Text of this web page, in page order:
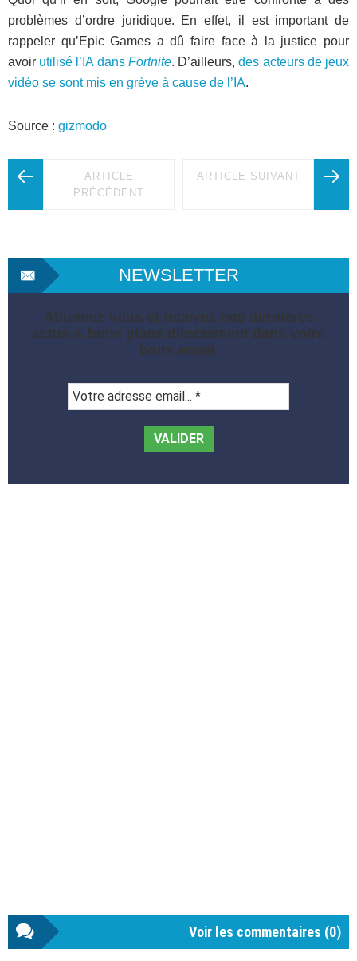
problèmes d’ordre juridique. En effet, il est important de
rappeler qu’Epic Games a dû faire face à la justice pour
avoir utilisé l’IA dans Fortnite. D’ailleurs,des acteurs de jeux
vidéo se sont mis en grève à cause de l’IA.
Source : gizmodo
ARTICLE
PRÉCÉDENT
ARTICLE SUIVANT
NEWSLETTER
Abonnez-vous et recevez nos dernières
actus & bons plans directement dans votre
boite email.
adresse
Voir les commentaires (0)